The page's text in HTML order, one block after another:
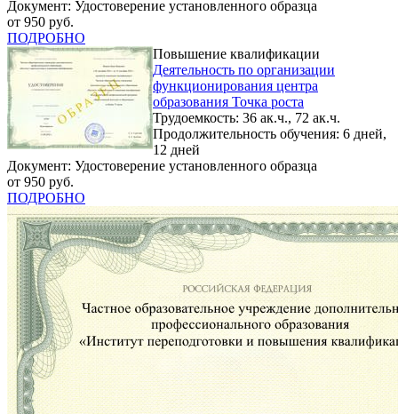
Документ: Удостоверение установленного образца
от 950 руб.
ПОДРОБНО
Повышение квалификации
Деятельность по организации
функционирования центра
образования Точка роста
Трудоемкость: 36 ак.ч., 72 ак.ч.
Продолжительность обучения: 6 дней,
12 дней
Документ: Удостоверение установленного образца
от 950 руб.
ПОДРОБНО